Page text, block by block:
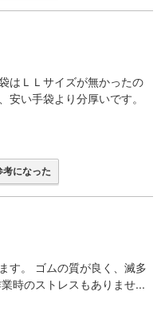
はＬＬサイズが無かったの
安い手袋より分厚いです。
考になった
す。 ゴムの質が良く、滅多
時のストレスもありませ...